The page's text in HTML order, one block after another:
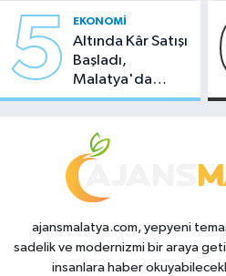
5 EKONOMI
Altında Kâr Satışı
Başladı,
Malatya'da
Makas Ne
ajansmalatya.com, yepyeni
sadelik ve modernizmi bir araya
insanlara haber